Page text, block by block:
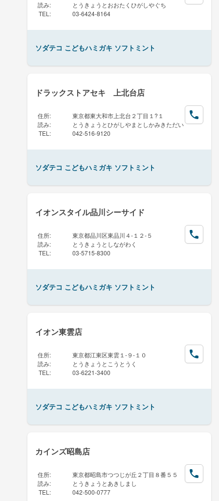
読み:
とうきょうとおおたくひがしやぐち
TEL : 03-6424-8164
ソダテコ こどもハミガキ ソフトミント
ドラックストアセキ 上北台店
住所:
東京都東大和市上北台２丁目１?１
読み:
とうきょうとひがしやまとしかみきただい
TEL : 042-516-9120
ソダテコ こどもハミガキ ソフトミント
イオンスタイル品川シーサイド
住所:
東京都品川区東品川４-１２-５
読み:
とうきょうとしながわく
TEL : 03-5715-8300
ソダテコ こどもハミガキ ソフトミント
イオン東雲店
住所:
東京都江東区東雲１-９-１０
読み:
とうきょうとこうとうく
TEL : 03-6221-3400
ソダテコ こどもハミガキ ソフトミント
カインズ昭島店
住所:
東京都昭島市つつじが丘２丁目８番５５
読み:
とうきょうとあきしまし
TEL : 042-500-0777